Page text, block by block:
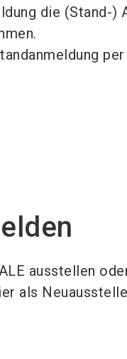
die (Stand-)
ausstellen
als